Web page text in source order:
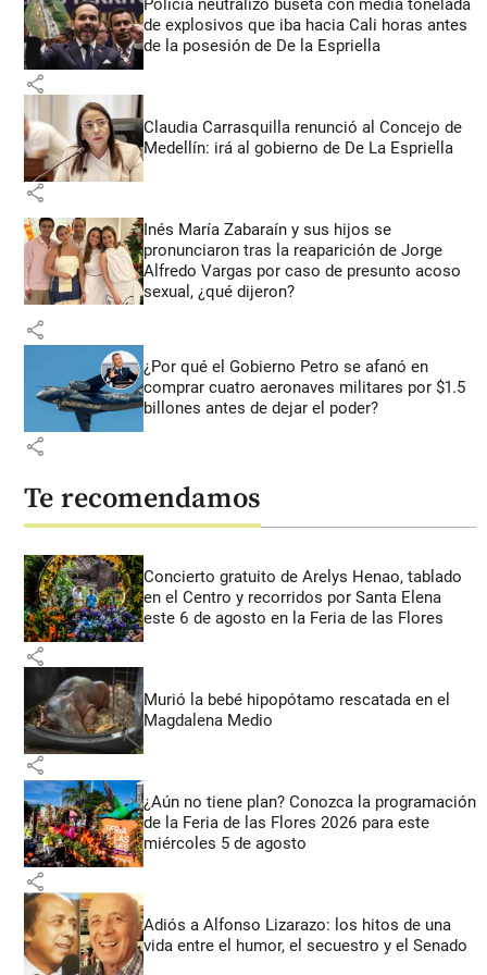
Policía neutralizó buseta con media tonelada
de explosivos que iba hacia Cali horas antes
de la posesión de De la Espriella
share
Claudia Carrasquilla renunció al Concejo de
Medellín: irá al gobierno de De La Espriella
share
Inés María Zabaraín y sus hijos se
pronunciaron tras la reaparición de Jorge
Alfredo Vargas por caso de presunto acoso
sexual, ¿qué dijeron?
share
¿Por qué el Gobierno Petro se afanó en
comprar cuatro aeronaves militares por $1.5
billones antes de dejar el poder?
share
Te recomendamos
Concierto gratuito de Arelys Henao, tablado
en el Centro y recorridos por Santa Elena
este 6 de agosto en la Feria de las Flores
share
Murió la bebé hipopótamo rescatada en el
Magdalena Medio
share
¿Aún no tiene plan? Conozca la programación
de la Feria de las Flores 2026 para este
miércoles 5 de agosto
share
Adiós a Alfonso Lizarazo: los hitos de una
vida entre el humor, el secuestro y el Senado